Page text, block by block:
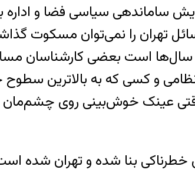
ساماندهی سیاسی فضا و
مسکوت گذاشت و تهران با تداوم
سال‌ها است بعضی
و کسی که به بالاترین
عینک خوش‌بینی روی چشم‌مان
خطرناکی بنا شده و تهران